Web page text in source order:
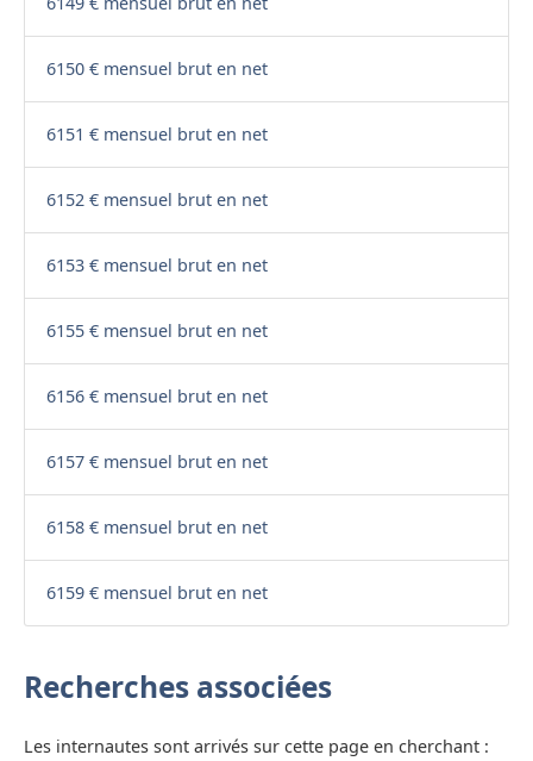
6150 € mensuel brut en net
6151 € mensuel brut en net
6152 € mensuel brut en net
6153 € mensuel brut en net
6155 € mensuel brut en net
6156 € mensuel brut en net
6157 € mensuel brut en net
6158 € mensuel brut en net
6159 € mensuel brut en net
Recherches associées
Les internautes sont arrivés sur cette page en cherchant :